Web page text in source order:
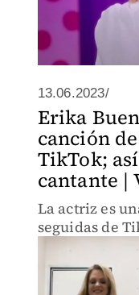
13.06.2023/
Erika
canción
TikTok;
cantante |
La actriz es
seguidas de